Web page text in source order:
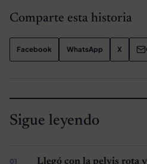
Comparte esta historia
Facebook WhatsApp X
Sigue leyendo
Llegó con la pelvis rota